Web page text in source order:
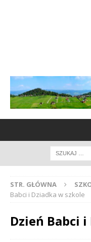
STR. GŁÓWNA
Babci i Dziadka w szkole
Dzień Babci